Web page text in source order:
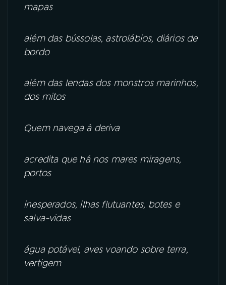
mapas
além das bússolas, astrolábios, diários de
bordo
além das lendas dos monstros marinhos,
dos mitos
Quem navega à deriva
acredita que há nos mares miragens,
portos
inesperados, ilhas flutuantes, botes e
salva-vidas
água potável, aves voando sobre terra,
vertigem